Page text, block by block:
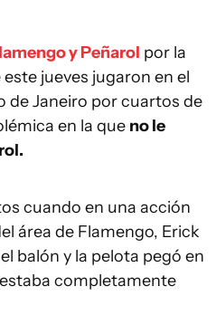
y Peñarol por la
este jueves jugaron en el
de Janeiro por cuartos de
en la que no le
cuando en una acción
área de Flamengo, Erick
balón y la pelota pegó en
completamente